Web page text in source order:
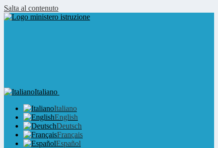
Salta al contenuto
Italiano
Italiano
English
Deutsch
Français
Español